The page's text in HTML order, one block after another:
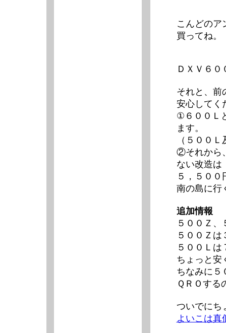
こんどのア
買ってね。
ＤＸＶ６
それと、前
安心してく
①６００Ｌ
ます。
（５００
②それから
ない改造は
５，５００
南の島に行
追加情報
５００Ｚ
５００Ｚは
５００Ｌは
ちょっと安
ちなみに５
ＱＲＯする
ついでにち
よいこは真